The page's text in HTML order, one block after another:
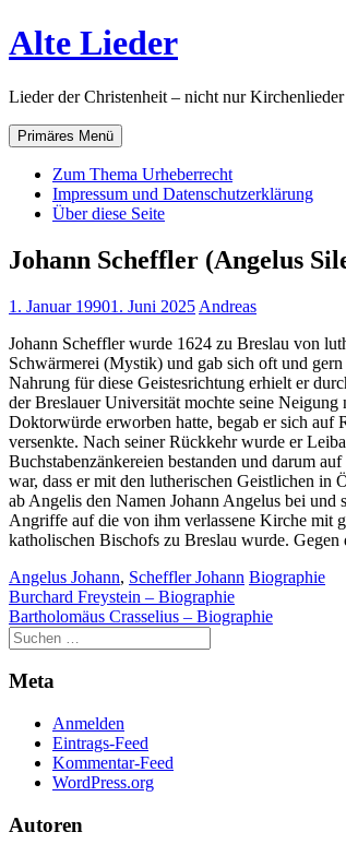
Zum
Inhalt
Alte Lieder
Lieder der Christenheit – nicht nur Kirchenlieder
Primäres Menü
Zum Thema Urheberrecht
Impressum und Datenschutzerklärung
Über diese Seite
Johann Scheffler (Angelus
1. Januar 19901. Juni 2025 Andreas
Johann Scheffler wurde 1624 zu Breslau von
Schwärmerei (Mystik) und gab sich oft und
Nahrung für diese Geistesrichtung erhielt er
der Breslauer Universität mochte seine
Doktorwürde erworben hatte, begab er sich auf
versenkte. Nach seiner Rückkehr wurde er
Buchstabenzänkereien bestanden und darum
war, dass er mit den lutherischen Geistlichen in
ab Angelis den Namen Johann Angelus bei und
Angriffe auf die von ihm verlassene Kirche mit
katholischen Bischofs zu Breslau wurde. Gegen
Angelus Johann, Scheffler Johann Biographie
Beitragsnavigation
Burchard Freystein – Biographie
Bartholomäus Crasselius – Biographie
Meta
Anmelden
Eintrags-Feed
Kommentar-Feed
WordPress.org
Autoren